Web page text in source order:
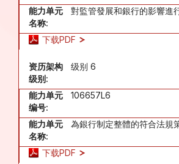
能力单元
名称:
對監管發展和銀行的影響進
下载PDF
资历架构
级别:
级别 6
能力单元
编号:
106657L6
能力单元
名称:
為銀行制定整體的符合法規
下载PDF